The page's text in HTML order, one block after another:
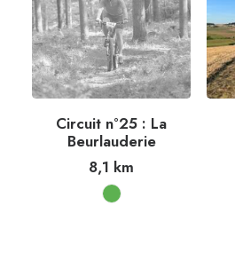
Circuit n°25 : La
Beurlauderie
8,1 km